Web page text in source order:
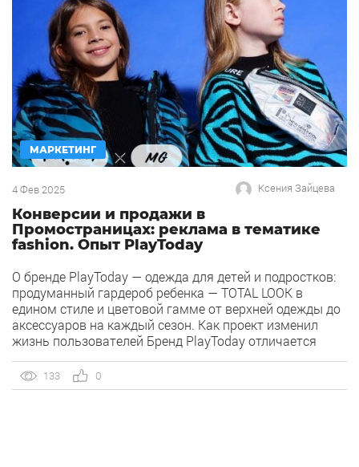
МАРКЕТИНГ
4 Фев 2025 Ксения Зайцева
Конверсии и продажи в
Промостраницах: реклама в тематике
fashion. Опыт PlayToday
О бренде PlayToday — одежда для детей и подростков:
продуманный гардероб ребенка — TOTAL LOOK в
едином стиле и цветовой гамме от верхней одежды до
аксессуаров на каждый сезон. Как проект изменил
жизнь пользователей Бренд PlayToday отличается
разрабатывать коллекции под запросы каждой
возрастной группы — от новорожденных до […]
133 0